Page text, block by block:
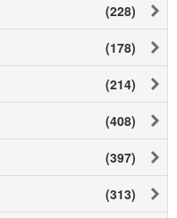
(228)
(178)
(214)
(408)
(397)
(313)